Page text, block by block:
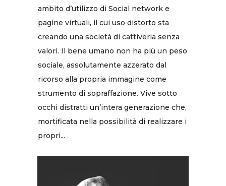
ambito d’utilizzo di Social network e
pagine virtuali, il cui uso distorto sta
creando una società di cattiveria senza
valori. Il bene umano non ha più un peso
sociale, assolutamente azzerato dal
ricorso alla propria immagine come
strumento di sopraffazione. Vive sotto
occhi distratti un’intera generazione che,
mortificata nella possibilità di realizzare i
propri...